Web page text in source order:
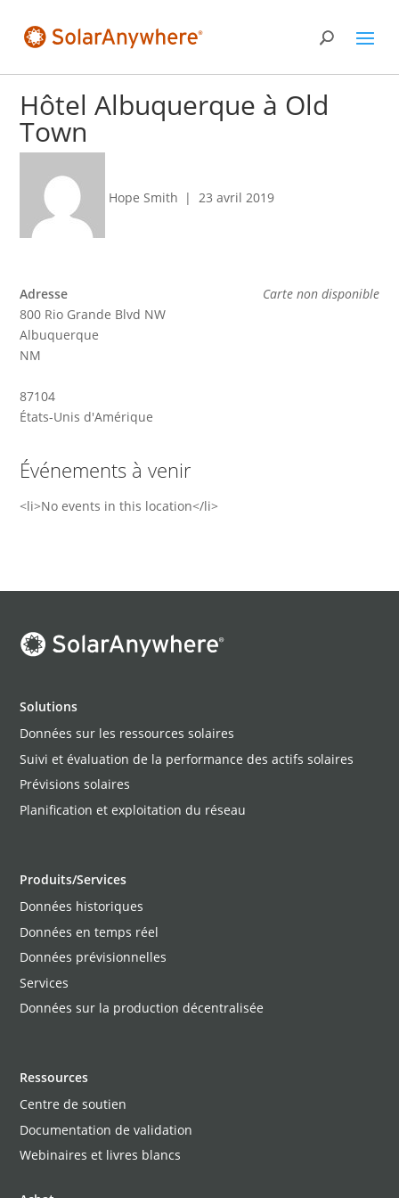
Hôtel Albuquerque à Old
Town
Hope Smith | 23 avril 2019
Carte non disponible
Adresse
800 Rio Grande Blvd NW
Albuquerque
NM
87104
États-Unis d'Amérique
Événements à venir
<li>No events in this location</li>
Solutions
Données sur les ressources solaires
Suivi et évaluation de la performance des actifs solaires
Prévisions solaires
Planification et exploitation du réseau
Produits/Services
Données historiques
Données en temps réel
Données prévisionnelles
Services
Données sur la production décentralisée
Ressources
Centre de soutien
Documentation de validation
Webinaires et livres blancs